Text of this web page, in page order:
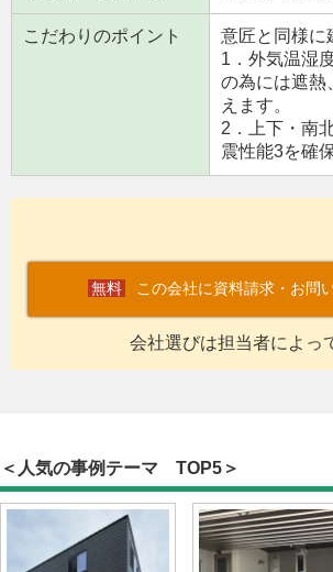
こだわりのポイント
意匠と同様に
1．外気温湿
の為には遮熱
えます。
2．上下・南
震性能3を確
この会社に資料請求・お問
会社選びは担当者によっ
＜人気の事例テーマ TOP5＞